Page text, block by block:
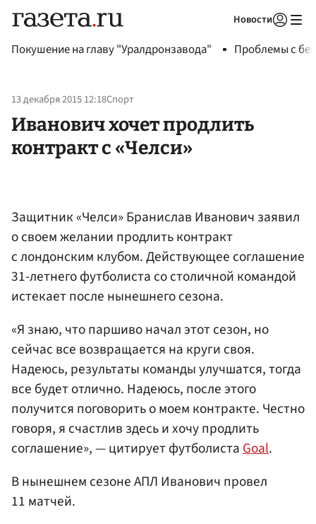
Новости
Покушение на главу "Уралдронзавода" Проблемы с
13 декабря 2015 12:18Спорт
Иванович хочет продлить
контракт с «Челси»
Защитник «Челси» Бранислав Иванович заявил
о своем желании продлить контракт
с лондонским клубом. Действующее соглашение
31-летнего футболиста со столичной командой
истекает после нынешнего сезона.
«Я знаю, что паршиво начал этот сезон, но
сейчас все возвращается на круги своя.
Надеюсь, результаты команды улучшатся, тогда
все будет отлично. Надеюсь, после этого
получится поговорить о моем контракте. Честно
говоря, я счастлив здесь и хочу продлить
соглашение», — цитирует футболистаGoal.
В нынешнем сезоне АПЛ Иванович провел
11 матчей.